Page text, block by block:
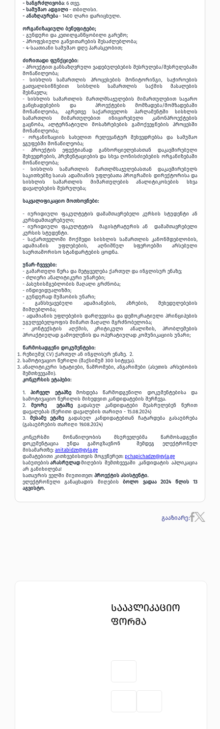
- ხანგრძლივობა: 6 თვე.
- სამუშაო ადგილი- თბილისი.
- ანაზღაურება- 1400 ლარი დარიცხული.
ორგანიზაციული ბენეფიტები;
- გუნდური და კეთილგანწყობილი გარემო;
- პროფესიული განვითარების შესაძლებლობა;
- 4-საათიანი სამუშაო დღე პარასკეობით;
ძირითადი ფუნქციები:
- პროექტით განსაზღვრული ვადებულებების შესრულება/შესრულებაში
მონაწილეობა;
- სისხლის სამართლის პროცესების მონიტორინგი, საჭიროების
გათვალისიწნებით სისხლის სამართლის საქმის მასალების
შესწავლა;
- სისხლის სამართლის მართლმსაჯულების მიმართულებით საჯარო
განცხადებების და პროექტების მომზადება/მომზადებაში
მონაწილეობა, აგრეთვე საქართველოს პარლამენტში სისხლის
სამართლის მიმართულებით ინიცირებული კანონპროექტების
გაცნობა, ალტერნატიული მოსაზრებების გამოქვეყნების პროცესში
მონაწილეობა;
- ორგანიზაციის სახელით რელევანტურ შეხვედრებსა და სამუშაო
ჯგუფებში მონაწილეობა;
- პროექტის ეფექტიანად განხორციელებასთან დაკავშირებული
შეხვედრების, პრეზენტაციების და სხვა ღონისძიებების ორგანიზებაში
მონაწილეობა;
- სისხლის სამართლის მართლმსაჯულებასთან დაკავშირებულს
საკითხებზე საიას ადამიანის უფლებათა პროგრამის დირექტორისა და
სისხლის სამართლის მიმართულების ანალიტიკოსების სხვა
დავალებების შესრულება;
საკვალიფიკაციო მოთხოვნები:
- იურიდიული ფაკულტეტის დამამთავრებელი კურსის სტუდენტი ან
კურსდამთავრებული;
- იურიდიული ფაკულტეტის მაგისტრატურის ან დამამთავრებელი
კურსის სტუდენტი.
- საქართველოში მოქმედი სისხლის სამართლის კანონმდებლობის,
ადამიანის უფლებების, აღნიშნულ სფეროებში არსებული
საერთაშორისო სტანდარტების ცოდნა.
უნარ-ჩვევები:
- გამართული წერა და მეტყველება ქართულ და ინგლისურ ენაზე;
- ძლიერი ანალიტიკური უნარები;
- პასუხისმგებლობის მაღალი გრძნობა;
- ინდივიდუალიზმი;
- გუნდურად მუშაობის უნარი;
- განსხვავებული ადამიანების, აზრების, შეხედულებების
მიმღებლობა;
- ადამიანის უფლებების დარღვევისა და დემოკრატიული პრინციპების
უგულვებელყოფის მიმართ მაღალი მგრძნობელობა;
- კონტექსტის აღქმის, კრიტიკული ანალიზის, პრობლემების
პროაქტიულად გამოვლენის და ოპერატიულად კომუნიკაციის უნარი;
წარმოსადგენი დოკუმენტები:
რეზიუმე( CV) ქართულ ან ინგლისურ ენაზე. 2.
სამოტივაციო წერილი (მაქსიმუმ 300 სიტყვა).
ანალიტიკური სტატიები, ნაშრომები, ანგარიშები (ასეთის არსებობის
შემთხვევაში).
კონკურსის ეტაპები:
1.პირველ ეტაპზემოხდება წარმოდგენილი დოკუმენტებისა და
სამოტივაციო წერილის მიხედვით კანდიდატების შერჩევა.
2. მეორე ეტაპზე გადასულ კანდიდატები შეასრულებენ წერით
დავალებას (წერითი დავალების თარიღი - 15.08.2024)
3.მესამე ეტაზე გადასულ კანდიდატებთან ჩატარდება გასაუბრება
(გასაუბრების თარიღი 19.08.2024)
კონკურსში მონაწილეობის მსურველებმა წარმოსადგენი
დოკუმენტაცია უნდა გამოგზავნონ შემდეგ ელექტრონულ
მისამართზე: anitabidze@gyla.ge
დამატებითი კითხვებისთვის მოგვწერეთ: pchapichadze@gyla.ge
საბუთების არასრულადმიღების შემთხვევაში კანდიდატის აპლიკაცია
არ განიხილება!
სათაურის ველში მიუთითეთ: პროექტის ასისტენტი.
ელექტრონული განაცხადის მიღებისბოლო ვადაა 2024 წლის 13
აგვისტო.
გააზიარე:
სააპლიკაციო
ფორმა